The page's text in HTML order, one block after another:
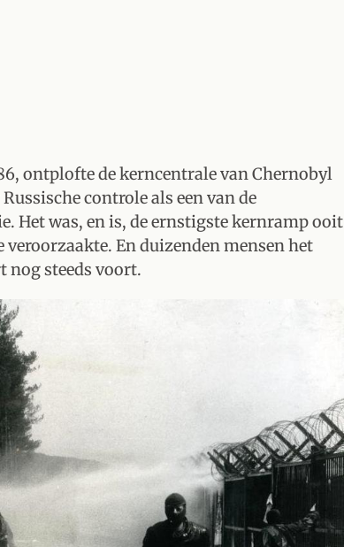
ontplofte de kerncentrale van Chernobyl
controle als een van de
Het was, en is, de ernstigste kernramp ooit
En duizenden mensen het
nog steeds voort.